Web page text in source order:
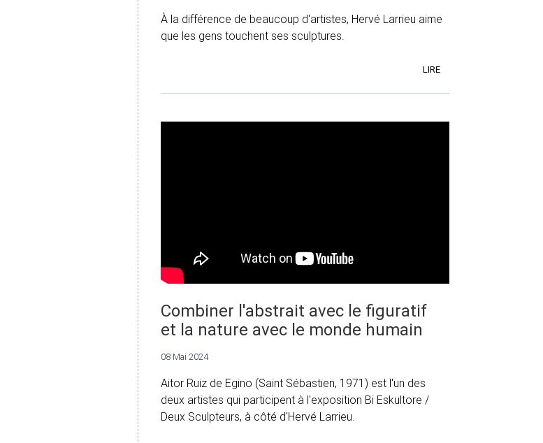
À la différence de beaucoup d'artistes, Hervé Larrieu aime
que les gens touchent ses sculptures.
LIRE
Combiner l'abstrait avec le figuratif
et la nature avec le monde humain
08 Mai 2024
Aitor Ruiz de Egino (Saint Sébastien, 1971) est l'un des
deux artistes qui participent à l'exposition Bi Eskultore /
Deux Sculpteurs, à côté d'Hervé Larrieu.